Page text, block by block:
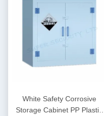
White Safety Corrosive
Storage Cabinet PP Plastic